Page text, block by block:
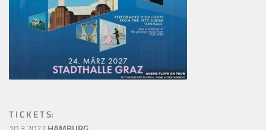
T I C K E T S: